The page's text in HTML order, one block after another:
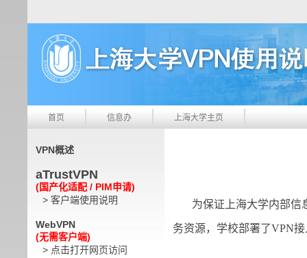
首页 信息办 上海大学主页
VPN概述
aTrustVPN
(国产化适配 / PIM申请)
> 客户端使用说明
WebVPN
(无需客户端)
> 点击打开网页访问
为保证上海大学内部信
务资源，学校部署了VPN